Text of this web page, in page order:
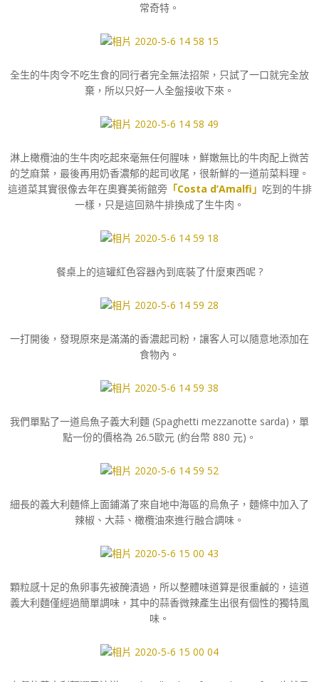
常奇特。
全生的牛肉令不吃生食的同行者完全無法招架，只試了一口就完全放
棄，所以只好一人全盤接收下來。
淋上橄欖油的生牛肉吃起來毫無任何腥味，鮮嫩無比的牛肉配上微苦
的芝麻葉，最後再用奶香濃郁的起司收尾，很新鮮的一道前菜料理。
這道菜其實很像去年在奧賽美術館旁「Costa d’Amalfi」 吃到的牛排
一樣，只是這回熟牛排換成了生牛肉。
餐桌上的這罐紅色容器內到底裝了什麼東西呢 ?
一打開後，發現原來是滿滿的香濃起司粉，讓客人可以隨意地添加在
食物內。
我們單點了一道烏魚子義大利麵 (Spaghetti mezzanotte sarda)，單
點一份的價格為 26.5歐元 (約台幣 880 元)。
細長的義大利麵條上面鋪滿了來自地中海區的烏魚子，麵條中加入了
辣椒、大蒜、橄欖油來進行融合調味。
顆粒感十足的魚卵事先被醃漬過，所以整體味道算是很重鹹的，這道
義大利麵僅經過簡單調味，其中的蒜香微辣產生出很有個性的獨特風
味。